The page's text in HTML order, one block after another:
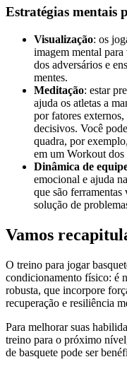
Estratégias mentais
Visualização: os
imagem mental para
dos adversários e
mentes.
Meditação: estar
ajuda os atletas a
por fatores
decisivos. Você
quadra, por
em um Workout
Dinâmica de
emocional e ajuda
que são ferramentas
solução de
Vamos
O treino para jogar
condicionamento físico: é
robusta, que incorpore
recuperação e resiliência
Para melhorar suas
treino para o próximo
de basquete pode ser